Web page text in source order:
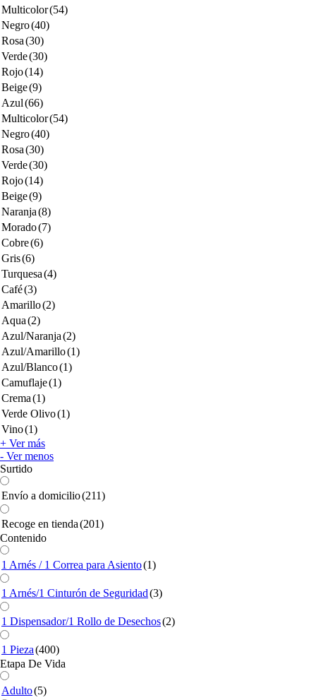
Multicolor(54)
Negro(40)
Rosa(30)
Verde(30)
Rojo(14)
Beige(9)
Azul(66)
Multicolor(54)
Negro(40)
Rosa(30)
Verde(30)
Rojo(14)
Beige(9)
Naranja(8)
Morado(7)
Cobre(6)
Gris(6)
Turquesa(4)
Café(3)
Amarillo(2)
Aqua(2)
Azul/Naranja(2)
Azul/Amarillo(1)
Azul/Blanco(1)
Camuflaje(1)
Crema(1)
Verde Olivo(1)
Vino(1)
+ Ver más
- Ver menos
Surtido
Envío a domicilio(211)
Recoge en tienda(201)
Contenido
1 Arnés / 1 Correa para Asiento(1)
1 Arnés/1 Cinturón de Seguridad(3)
1 Dispensador/1 Rollo de Desechos(2)
1 Pieza(400)
Etapa De Vida
Adulto(5)